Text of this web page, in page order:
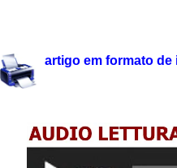
artigo em formato de